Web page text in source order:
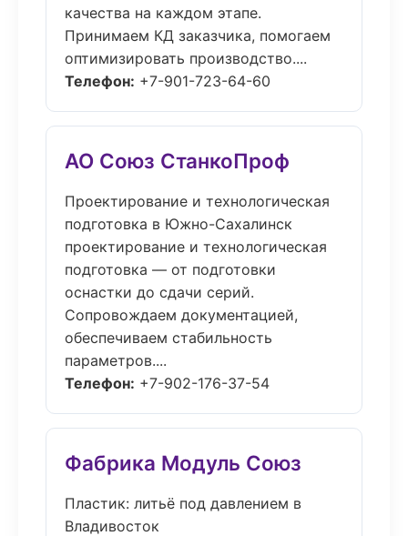
качества на каждом этапе.
Принимаем КД заказчика, помогаем
оптимизировать производство....
Телефон: +7-901-723-64-60
АО Союз СтанкоПроф
Проектирование и технологическая
подготовка в Южно-Сахалинск
проектирование и технологическая
подготовка — от подготовки
оснастки до сдачи серий.
Сопровождаем документацией,
обеспечиваем стабильность
параметров....
Телефон: +7-902-176-37-54
Фабрика Модуль Союз
Пластик: литьё под давлением в
Владивосток